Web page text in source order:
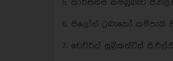
5. කාර්සන්ස් කම්බ්‍රබැච්
6. සිලෝන් ටුබැකෝ කම්පැනි
7. චෙව්ර්න් ලුබ්‍රිකන්ට්ස්